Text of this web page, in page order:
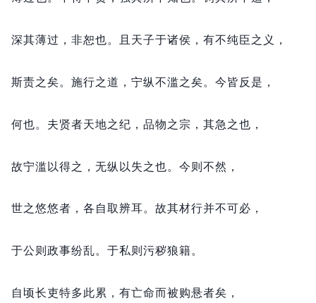
深其薄过， 非恕也。 且天子于诸侯， 有不纯臣之义，
斯责之矣。 施行之道， 宁纵不滥之矣。 今皆反是，
何也。 夫贤者天地之纪， 品物之宗， 其急之也，
故宁滥以得之， 无纵以失之也。 今则不然，
世之悠悠者， 各自取辨耳。 故其材行并不可必，
于公则政事纷乱。 于私则污秽狼籍。
自顷长吏特多此累， 有亡命而被购悬者矣，